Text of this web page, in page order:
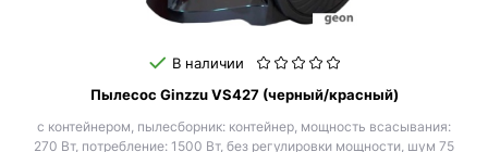
В наличии
Пылесос Ginzzu VS427 (черный/красный)
с контейнером, пылесборник: контейнер, мощность всасывания:
270 Вт, потребление: 1500 Вт, без регулировки мощности, шум 75